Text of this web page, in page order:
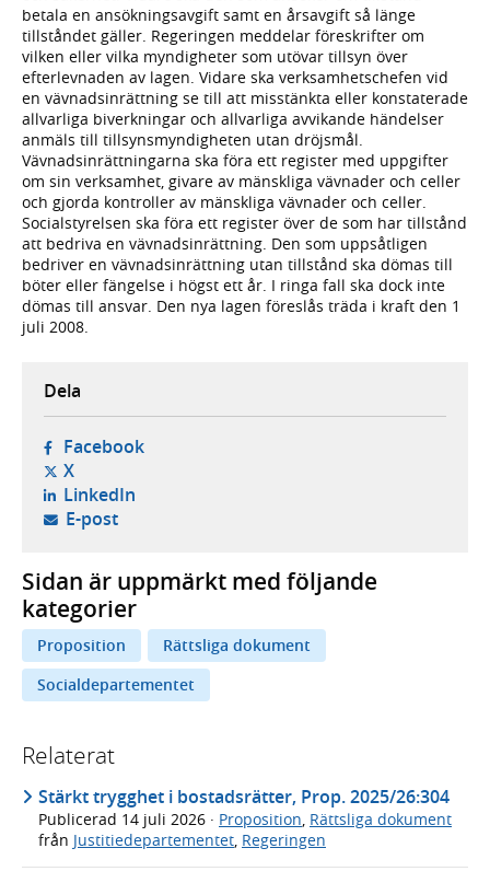
betala en ansökningsavgift samt en årsavgift så länge
tillståndet gäller. Regeringen meddelar föreskrifter om
vilken eller vilka myndigheter som utövar tillsyn över
efterlevnaden av lagen. Vidare ska verksamhetschefen vid
en vävnadsinrättning se till att misstänkta eller konstaterade
allvarliga biverkningar och allvarliga avvikande händelser
anmäls till tillsynsmyndigheten utan dröjsmål.
Vävnadsinrättningarna ska föra ett register med uppgifter
om sin verksamhet, givare av mänskliga vävnader och celler
och gjorda kontroller av mänskliga vävnader och celler.
Socialstyrelsen ska föra ett register över de som har tillstånd
att bedriva en vävnadsinrättning. Den som uppsåtligen
bedriver en vävnadsinrättning utan tillstånd ska dömas till
böter eller fängelse i högst ett år. I ringa fall ska dock inte
dömas till ansvar. Den nya lagen föreslås träda i kraft den 1
juli 2008.
Dela
Facebook- öppnas i ny flik, extern webbplats,
X- öppnas i ny flik, extern webbplats,
LinkedIn- öppnas i ny flik, extern webbplats,
E-post- öppnar din e-postklient,
Sidan är uppmärkt med följande
kategorier
Proposition
Rättsliga dokument
Socialdepartementet
Relaterat
Stärkt trygghet i bostadsrätter, Prop. 2025/26:304
Publicerad 14 juli 2026 · Proposition, Rättsliga dokument
från Justitiedepartementet, Regeringen